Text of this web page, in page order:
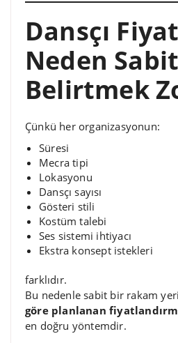
Dansçı
Neden Sabit
Belirtmek
Çünkü her organizasyonun:
Süresi
Mecra tipi
Lokasyonu
Dansçı sayısı
Gösteri stili
Kostüm talebi
Ses sistemi ihtiyacı
Ekstra konsept istekleri
farklıdır.
Bu nedenle sabit bir rakam
göre planlanan
en doğru yöntemdir.